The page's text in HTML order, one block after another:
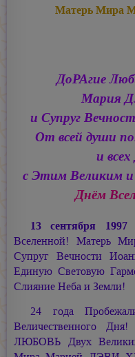
Матерь Мира
ДоРАгие
Мария
и Супруг
От всей души
и
с Этим Великим
Днём
13 сентября 1997
Вселенной! Матерь
Супруг Вечности
Единую Световую
Слияние Неба и Земли!
24 года
Величественного
ЛЮБОВЬ Двух